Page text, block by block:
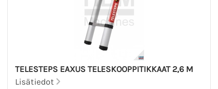
TELESTEPS EAXUS TELESKOOPPITIKKAAT 2,6 M
Lisätiedot